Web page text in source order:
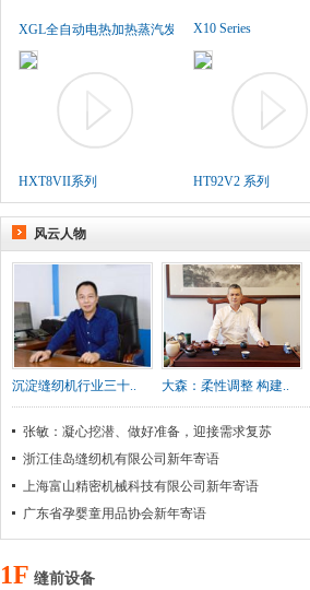
XGL全自动电热加热蒸汽发生..X10 Series
HXT8VII系列 HT92V2 系列
风云人物
沉淀缝纫机行业三十.. 大森：柔性调整 构建..
张敏：凝心挖潜、做好准备，迎接需求复苏
浙江佳岛缝纫机有限公司新年寄语
上海富山精密机械科技有限公司新年寄语
广东省孕婴童用品协会新年寄语
1F 缝前设备